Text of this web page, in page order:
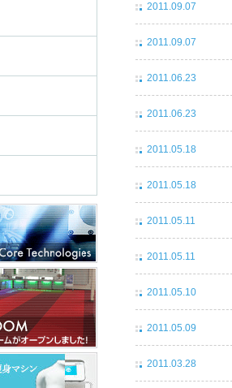
2011.09.07
2011.09.07
2011.06.23
2011.06.23
2011.05.18
2011.05.18
2011.05.11
2011.05.11
2011.05.10
2011.05.09
2011.03.28